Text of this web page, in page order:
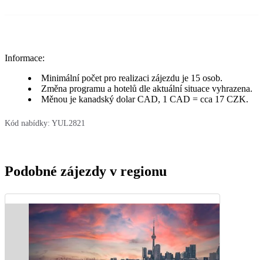
Informace:
Minimální počet pro realizaci zájezdu je 15 osob.
Změna programu a hotelů dle aktuální situace vyhrazena.
Měnou je kanadský dolar CAD, 1 CAD = cca 17 CZK.
Kód nabídky: YUL2821
Podobné zájezdy v regionu